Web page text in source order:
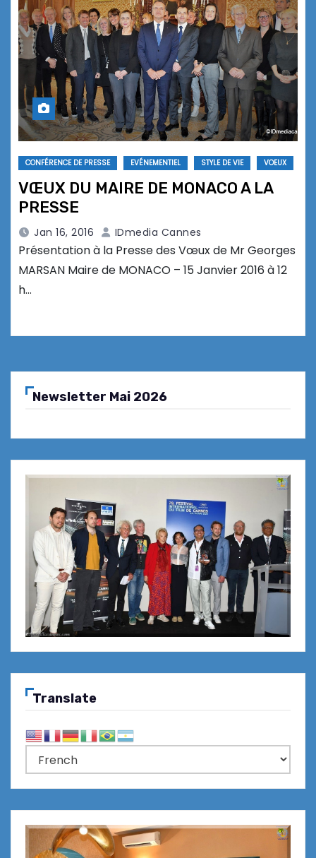
CONFÉRENCE DE PRESSE EVÉNEMENTIEL STYLE DE VIE VOEUX
VŒUX DU MAIRE DE MONACO A LA
PRESSE
Jan 16, 2016 IDmedia Cannes
Présentation à la Presse des Vœux de Mr Georges
MARSAN Maire de MONACO – 15 Janvier 2016 à 12
h…
Newsletter Mai 2026
Translate